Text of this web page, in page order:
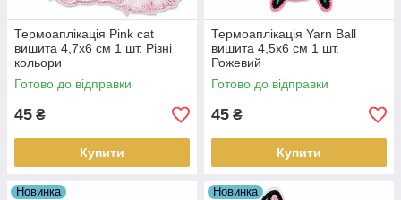
Термоаплікація Pink cat
вишита 4,7х6 см 1 шт. Різні
кольори
Готово до відправки
45 ₴
Купити
Термоаплікація Yarn Ball
вишита 4,5х6 см 1 шт.
Рожевий
Готово до відправки
45 ₴
Купити
Новинка Новинка